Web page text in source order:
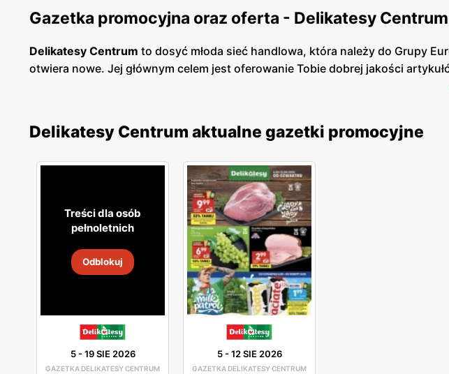
Gazetka promocyjna oraz oferta - Delikatesy Centrum
Delikatesy Centrum to dosyć młoda sieć handlowa, która należy do Grupy
otwiera nowe. Jej głównym celem jest oferowanie Tobie dobrej jakości
bardzo blisko osiedli mieszkaniowych, tak abyś miał możliwość zrobienia
Świeże chrupiące pieczywo, smaczne owoce i warzywa, wyborne mięsa
sprawia, że nawet nie musisz wsiadać w samochód, by pójść na zakupy,
niedalekiej odległości od Ciebie.
Delikatesy Centrum aktualne gazetki promocyjne
Treści dla osób
pełnoletnich
Odblokuj
5-19 SIE 2026
GAZETKA DELIKATESY CENTRUM
5-12 SIE 2026
GAZETKA DELIKATESY CENTRUM